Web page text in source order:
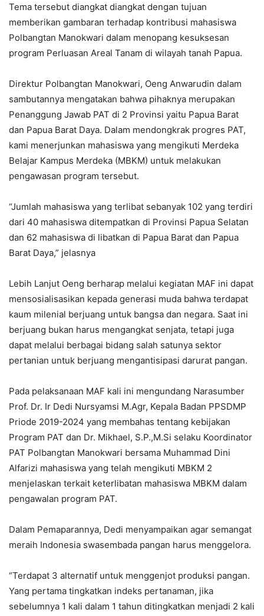
Tema tersebut diangkat diangkat dengan tujuan
memberikan gambaran terhadap kontribusi mahasiswa
Polbangtan Manokwari dalam menopang kesuksesan
program Perluasan Areal Tanam di wilayah tanah Papua.
Direktur Polbangtan Manokwari, Oeng Anwarudin dalam
sambutannya mengatakan bahwa pihaknya merupakan
Penanggung Jawab PAT di 2 Provinsi yaitu Papua Barat
dan Papua Barat Daya. Dalam mendongkrak progres PAT,
kami menerjunkan mahasiswa yang mengikuti Merdeka
Belajar Kampus Merdeka (MBKM) untuk melakukan
pengawasan program tersebut.
“Jumlah mahasiswa yang terlibat sebanyak 102 yang terdiri
dari 40 mahasiswa ditempatkan di Provinsi Papua Selatan
dan 62 mahasiswa di libatkan di Papua Barat dan Papua
Barat Daya,” jelasnya
Lebih Lanjut Oeng berharap melalui kegiatan MAF ini dapat
mensosialisasikan kepada generasi muda bahwa terdapat
kaum milenial berjuang untuk bangsa dan negara. Saat ini
berjuang bukan harus mengangkat senjata, tetapi juga
dapat melalui berbagai bidang salah satunya sektor
pertanian untuk berjuang mengantisipasi darurat pangan.
Pada pelaksanaan MAF kali ini mengundang Narasumber
Prof. Dr. Ir Dedi Nursyamsi M.Agr, Kepala Badan PPSDMP
Priode 2019-2024 yang membahas tentang kebijakan
Program PAT dan Dr. Mikhael, S.P.,M.Si selaku Koordinator
PAT Polbangtan Manokwari bersama Muhammad Dini
Alfarizi mahasiswa yang telah mengikuti MBKM 2
menjelaskan terkait keterlibatan mahasiswa MBKM dalam
pengawalan program PAT.
Dalam Pemaparannya, Dedi menyampaikan agar semangat
meraih Indonesia swasembada pangan harus menggelora.
“Terdapat 3 alternatif untuk menggenjot produksi pangan.
Yang pertama tingkatkan indeks pertanaman, jika
sebelumnya 1 kali dalam 1 tahun ditingkatkan menjadi 2 kali